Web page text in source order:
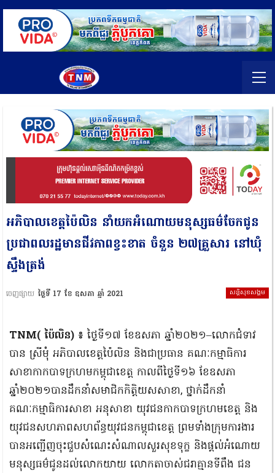
អភិបាលខេត្តប៉ៃលិន នាំយកអំណោយមនុស្សធម៌ចែកជូន
ប្រជាពលរដ្ឋមានជីវភាពខ្វះខាត ចំនួន ២៧គ្រួសារ នៅឃុំ
ស្ទឹងត្រង់
សន្តិសុខសង្គម
ចេញផ្សាយ ថ្ងៃទី 17 ខែ ឧសភា ឆ្នាំ 2021
TNM( ប៉ៃលិន) ៖ ថ្ងៃទី១៧ ខែឧសភា ឆ្នាំ២០២១–លោកជំទាវ
បាន ស្រីមុំ អភិបាលខេត្តប៉ៃលិន និងជាប្រធាន គណៈកម្មាធិការ
សាខាកាកបាទក្រហមកម្ពុជាខេត្ត កាលពីថ្ងៃទី១៦ ខែឧសភា
ឆ្នាំ២០២១បានដឹកនាំសមាជិកកិត្តិយសសាខា, ថ្នាក់ដឹកនាំ
គណៈកម្មាធិការសាខា អនុសាខា យុវជនកាកបាទក្រហមខេត្ត និង
យុវជនសហភាពសហព័ន្ធយុវជនកម្ពុជាខេត្ត ព្រមទាំងក្រុមការងារ
បានអញ្ជើញចុះជួបសំណេះសំណាលសួរសុខទុក្ខ និងផ្តល់អំណោយ
មនុស្សធម៌ជូនដល់លោកយាយ លោកតាចាស់ជរាគ្មានទីពឹង ជន